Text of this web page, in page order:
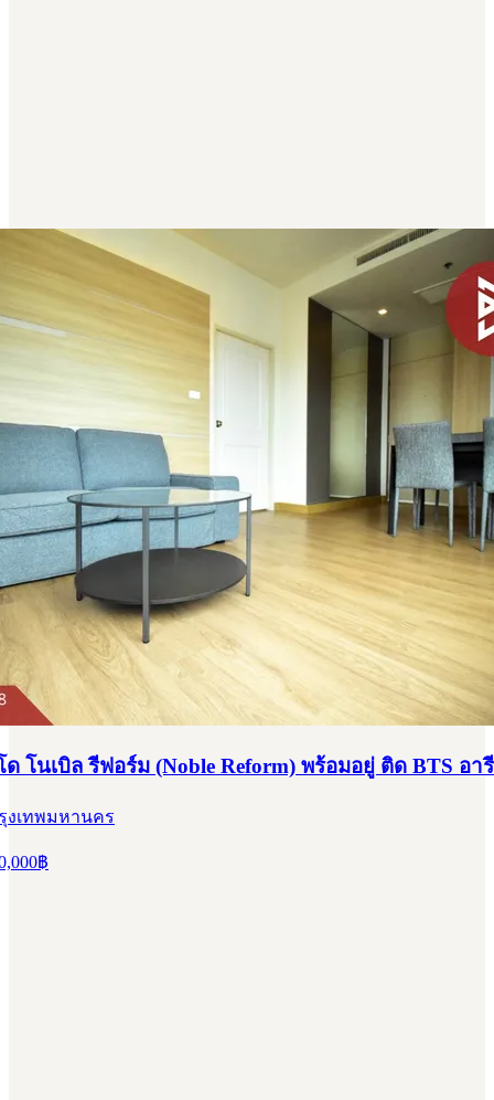
โนเบิล รีฟอร์ม (Noble Reform) พร้อมอยู่ ติด BTS อา
งเทพมหานคร
฿